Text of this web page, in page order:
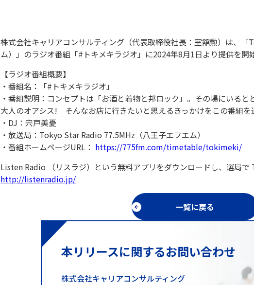
株式会社キャリアコンサルティング（代表取締役社長：室舘勲）は、
ム）」のラジオ番組「#トキメキラジオ」に2024年8月1日より提供を開
【ラジオ番組概要】
・番組名：「#トキメキラジオ」
・番組説明：コンセプトは「お酒と着物と邦ロック」。その場にいる
大人のオアシス! そんなお店に行きたいと思えるきっかけをこの番組を
・DJ：宍戸美憂
・放送局：Tokyo Star Radio 77.5MHz（八王子エフエム）
・番組ホームページURL： https://775fm.com/timetable/tokimeki/
Listen Radio （リスラジ）という無料アプリをダウンロードし、選局で
http://listenradio.jp/
一覧に戻る
本リリースに関するお問い合わせ
株式会社キャリアコンサルティング